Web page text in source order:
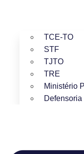
TCE-TO
STF
TJTO
TRE
Ministério
Defensoria